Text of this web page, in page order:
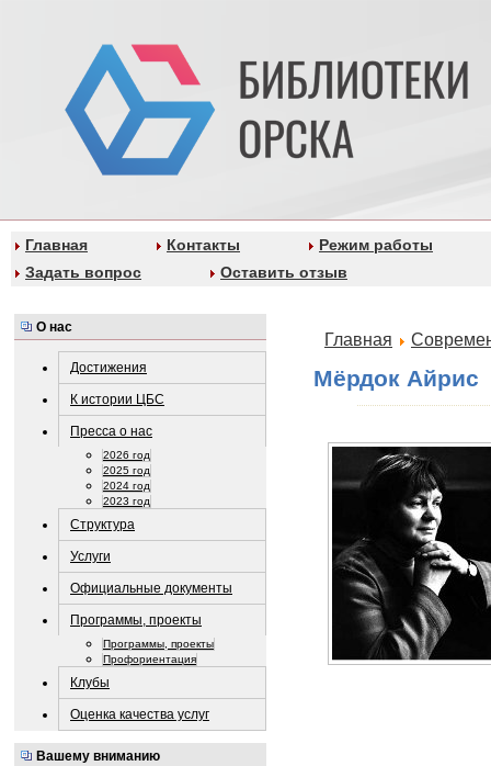
Главная Контакты
Режим работы
Задать вопрос
Оставить отзыв
О нас
Достижения
К истории ЦБС
Пресса о нас
2026 год
2025 год
2024 год
2023 год
Структура
Услуги
Официальные документы
Программы, проекты
Программы, проекты
Профориентация
Клубы
Оценка качества услуг
Вашему вниманию
Главная
Мёрдок Айрис